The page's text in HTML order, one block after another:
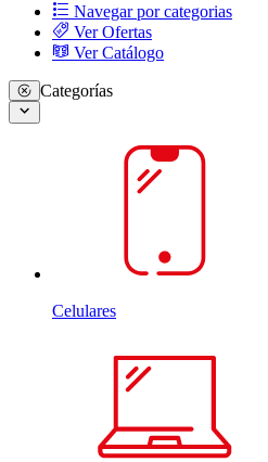
Navegar por categorias
Ver Ofertas
Ver Catálogo
Categorías
Celulares